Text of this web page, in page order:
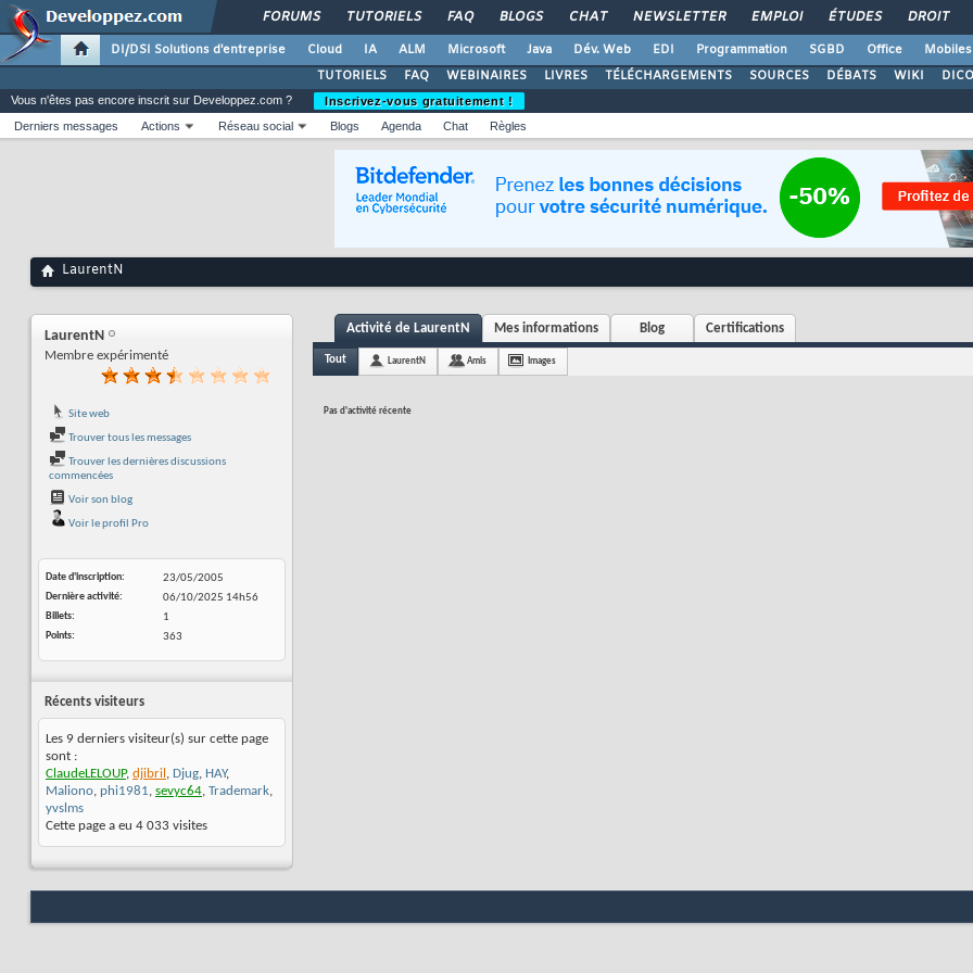
FORUMS TUTORIELS FAQ BLOGS CHAT NEWSLETTER EMPLOI ÉTUDES DROIT
DI/DSI Solutions d'entreprise Cloud IA ALM Microsoft Java Dév. Web EDI Programmation SGBD Office Mobiles
TUTORIELS
FAQ WEBINAIRES LIVRES TÉLÉCHARGEMENTS SOURCES DÉBATS WIKI DICO
Vous n'êtes pas encore inscrit sur Developpez.com ?
Inscrivez-vous gratuitement !
Derniers messages
Actions Réseau social Blogs Agenda Chat Règles
LaurentN
LaurentN
Membre expérimenté
Site web
Trouver tous les messages
Trouver les dernières discussions
commencées
Voir son blog
Voir le profil Pro
Date d'inscription
23/05/2005
Dernière activité
06/10/2025 14h56
Billets
1
Points
363
Récents visiteurs
Les 9 derniers visiteur(s) sur cette page
sont :
ClaudeLELOUP, djibril , Djug, HAY,
Maliono, phi1981, sevyc64, Trademark,
yvslms
Cette page a eu 4 033 visites
Activité de LaurentN Mes informations Blog Certifications
Tout LaurentN Amis Images
Pas d'activité récente